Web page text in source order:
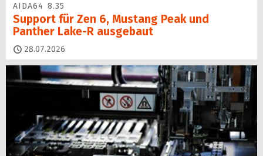
AIDA64 8.35
Support für Zen 6, Mustang Peak und
Panther Lake-R ausgebaut
28.07.2026